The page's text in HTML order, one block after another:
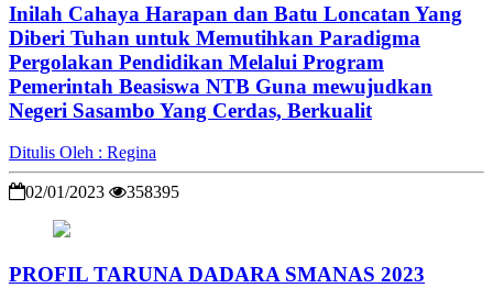
Inilah Cahaya Harapan dan Batu Loncatan Yang
Diberi Tuhan untuk Memutihkan Paradigma
Pergolakan Pendidikan Melalui Program
Pemerintah Beasiswa NTB Guna mewujudkan
Negeri Sasambo Yang Cerdas, Berkualit
Ditulis Oleh : Regina
02/01/2023 358395
PROFIL TARUNA DADARA SMANAS 2023